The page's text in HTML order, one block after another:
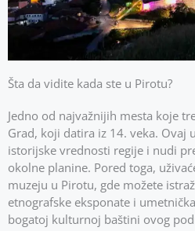
Šta da vidite kada ste u Pirotu?
Jedno od najvažnijih mesta koje
Grad, koji datira iz 14. veka. Ovaj
istorijske vrednosti regije i nudi
okolne planine. Pored toga,
muzeju u Pirotu, gde možete
etnografske eksponate i
bogatoj kulturnoj baštini ovog